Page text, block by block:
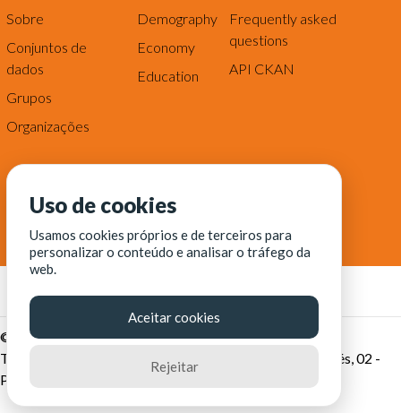
Sobre
Conjuntos de
dados
Grupos
Organizações
Demography
Economy
Education
Frequently asked
questions
API CKAN
© Fortaleza Digital || CITINOVA - Fundação de Ciência,
Tecnologia e Inovação de Fortaleza - Rua dos Tremembés, 02 -
Praia de Iracema - Fortaleza-CE
Uso de cookies
Usamos cookies próprios e de terceiros para
personalizar o conteúdo e analisar o tráfego da
web.
Aceitar cookies
Rejeitar